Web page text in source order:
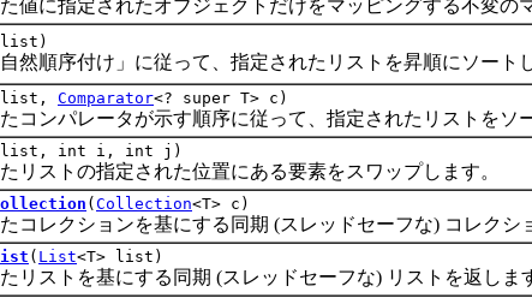
指定されたオブジェクトだけをマッピングする不変のマ
list)
序付け」に従って、指定されたリストを昇順にソートし
list, Comparator<? super T> c)
パレータが示す順序に従って、指定されたリストをソー
list, int i, int j)
ストの指定された位置にある要素をスワップします。
( Collection<T> c)
クションを基にする同期 (スレッドセーフな) コレクショ
( List<T> list)
トを基にする同期 (スレッドセーフな) リストを返しま